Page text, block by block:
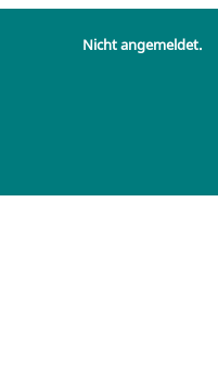
Nicht angemeldet.